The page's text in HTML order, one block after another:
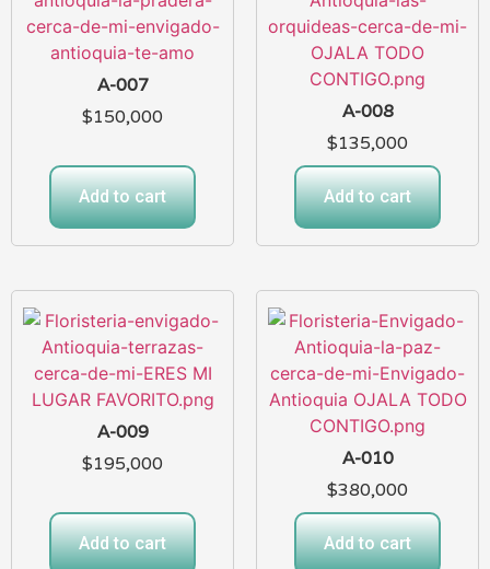
A-007
$150,000
Add to cart
A-008
$135,000
Add to cart
A-009
$195,000
Add to cart
A-010
$380,000
Add to cart